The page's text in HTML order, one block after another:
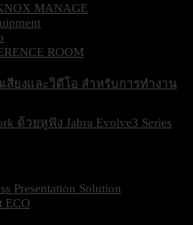
MANAGE
ROOM
สียงและวิดีโอ สำหรับการทำงาน
ด้วยหูฟัง Jabra Evolve3 Series
Presentation Solution
ECO